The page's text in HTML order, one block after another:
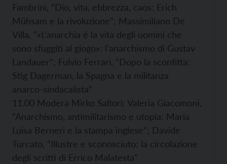
Fambrini, “Dio, vita, ebbrezza, caos: Erich
Mühsam e la rivoluzione”; Massimiliano De
Villa, “«L’anarchia è la vita degli uomini che
sono sfuggiti al giogo»: l’anarchismo di Gustav
Landauer”; Fulvio Ferrari, “Dopo la sconfitta:
Stig Dagerman, la Spagna e la militanza
anarco-sindacalista”
11.00 Modera Mirko Saltori: Valeria Giacomoni,
“Anarchismo, antimilitarismo e utopia: Maria
Luisa Berneri e la stampa inglese”; Davide
Turcato, “Illustre e sconosciuto: la circolazione
degli scritti di Errico Malatesta”